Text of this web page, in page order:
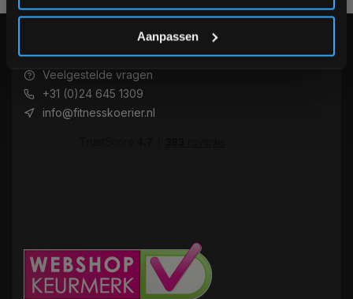
Aanpassen
now opened
Veelgestelde vragen
+31 (0)24 645 1309
info@fitnesskoerier.nl
*Verzendkosten vallen buiten de korting